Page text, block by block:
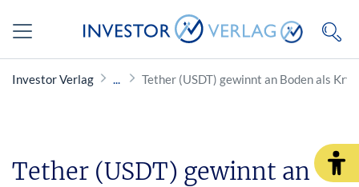
Investor Verlag Tether (USDT) gewinnt an Boden als
Tether (USDT) gewinnt an